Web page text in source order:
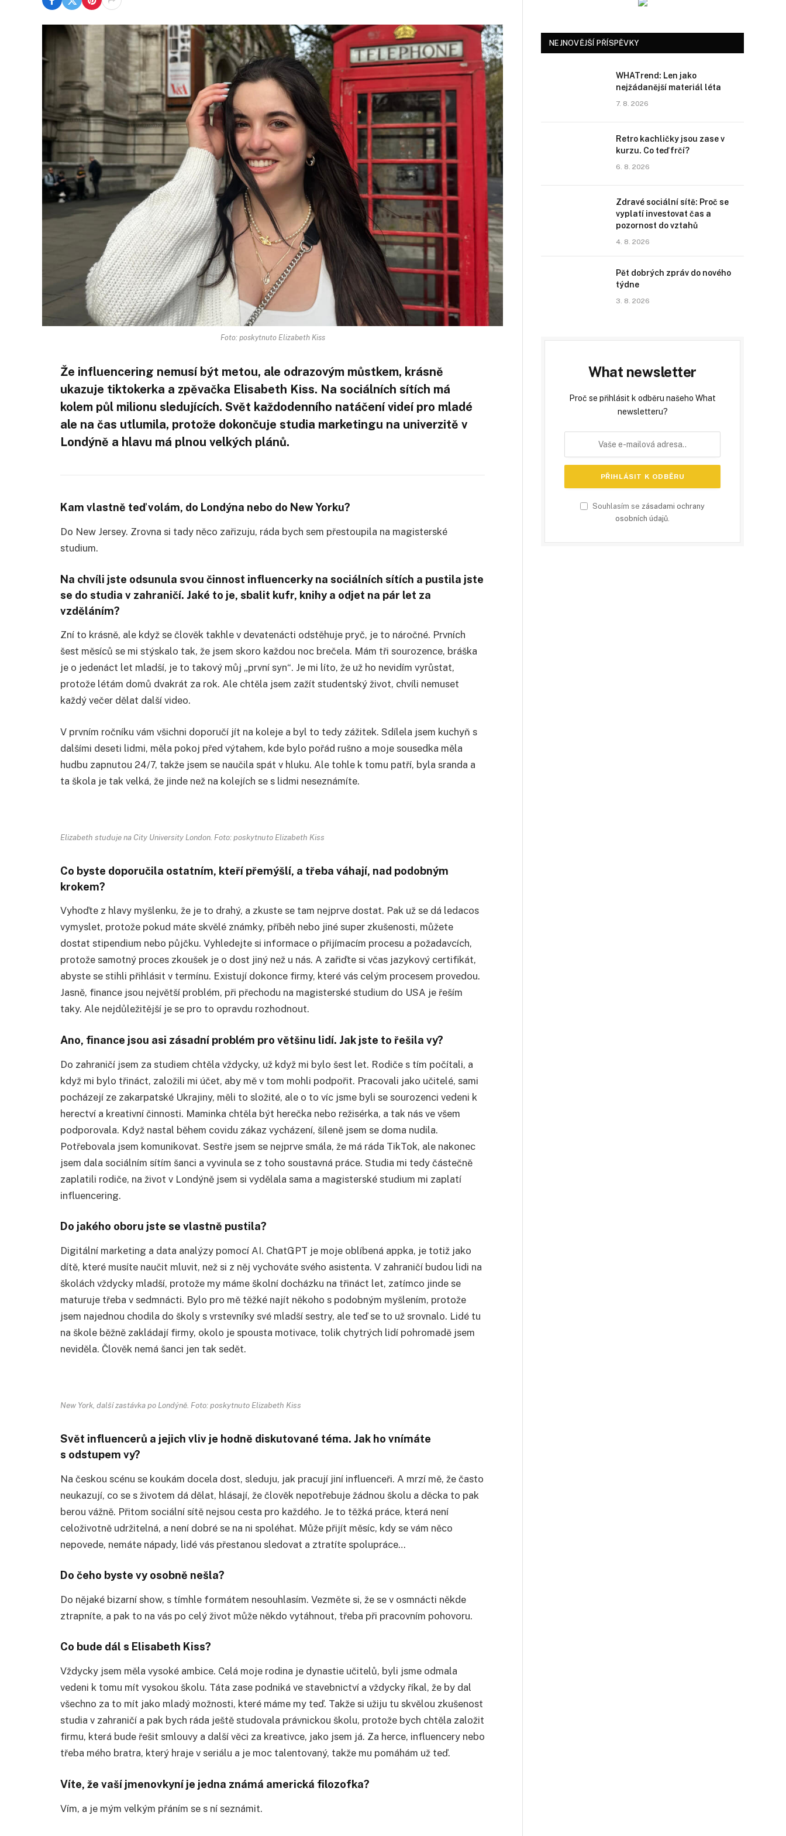
Foto: poskytnuto Elizabeth Kiss
Že influencering nemusí být metou, ale odrazovým můstkem, krásně
ukazuje tiktokerka a zpěvačka Elisabeth Kiss. Na sociálních sítích má
kolem půl milionu sledujících. Svět každodenního natáčení videí pro mladé
ale na čas utlumila, protože dokončuje studia marketingu na univerzitě v
Londýně a hlavu má plnou velkých plánů.
Kam vlastně teď volám, do Londýna nebo do New Yorku?
Do New Jersey. Zrovna si tady něco zařizuju, ráda bych sem přestoupila na magisterské
studium.
Na chvíli jste odsunula svou činnost influencerky na sociálních sítích a pustila jste
se do studia v zahraničí. Jaké to je, sbalit kufr, knihy a odjet na pár let za
vzděláním?
Zní to krásně, ale když se člověk takhle v devatenácti odstěhuje pryč, je to náročné. Prvních
šest měsíců se mi stýskalo tak, že jsem skoro každou noc brečela. Mám tři sourozence, bráška
je o jedenáct let mladší, je to takový můj „první syn“. Je mi líto, že už ho nevidím vyrůstat,
protože létám domů dvakrát za rok. Ale chtěla jsem zažít studentský život, chvíli nemuset
každý večer dělat další video.
V prvním ročníku vám všichni doporučí jít na koleje a byl to tedy zážitek. Sdílela jsem kuchyň s
dalšími deseti lidmi, měla pokoj před výtahem, kde bylo pořád rušno a moje sousedka měla
hudbu zapnutou 24/7, takže jsem se naučila spát v hluku. Ale tohle k tomu patří, byla sranda a
ta škola je tak velká, že jinde než na kolejích se s lidmi neseznámíte.
Elizabeth studuje na City University London. Foto: poskytnuto Elizabeth Kiss
Co byste doporučila ostatním, kteří přemýšlí, a třeba váhají, nad podobným
krokem?
Vyhoďte z hlavy myšlenku, že je to drahý, a zkuste se tam nejprve dostat. Pak už se dá ledacos
vymyslet, protože pokud máte skvělé známky, příběh nebo jiné super zkušenosti, můžete
dostat stipendium nebo půjčku. Vyhledejte si informace o přijímacím procesu a požadavcích,
protože samotný proces zkoušek je o dost jiný než u nás. A zařiďte si včas jazykový certifikát,
abyste se stihli přihlásit v termínu. Existují dokonce firmy, které vás celým procesem provedou.
Jasně, finance jsou největší problém, při přechodu na magisterské studium do USA je řeším
taky. Ale nejdůležitější je se pro to opravdu rozhodnout.
Ano, finance jsou asi zásadní problém pro většinu lidí. Jak jste to řešila vy?
Do zahraničí jsem za studiem chtěla vždycky, už když mi bylo šest let. Rodiče s tím počítali, a
když mi bylo třináct, založili mi účet, aby mě v tom mohli podpořit. Pracovali jako učitelé, sami
pocházejí ze zakarpatské Ukrajiny, měli to složité, ale o to víc jsme byli se sourozenci vedeni k
herectví a kreativní činnosti. Maminka chtěla být herečka nebo režisérka, a tak nás ve všem
podporovala. Když nastal během covidu zákaz vycházení, šíleně jsem se doma nudila.
Potřebovala jsem komunikovat. Sestře jsem se nejprve smála, že má ráda TikTok, ale nakonec
jsem dala sociálním sítím šanci a vyvinula se z toho soustavná práce. Studia mi tedy částečně
zaplatili rodiče, na život v Londýně jsem si vydělala sama a magisterské studium mi zaplatí
influencering.
Do jakého oboru jste se vlastně pustila?
Digitální marketing a data analýzy pomocí AI. ChatGPT je moje oblíbená appka, je totiž jako
dítě, které musíte naučit mluvit, než si z něj vychováte svého asistenta. V zahraničí budou lidi na
školách vždycky mladší, protože my máme školní docházku na třináct let, zatímco jinde se
maturuje třeba v sedmnácti. Bylo pro mě těžké najít někoho s podobným myšlením, protože
jsem najednou chodila do školy s vrstevníky své mladší sestry, ale teď se to už srovnalo. Lidé tu
na škole běžně zakládají firmy, okolo je spousta motivace, tolik chytrých lidí pohromadě jsem
neviděla. Člověk nemá šanci jen tak sedět.
New York, další zastávka po Londýně. Foto: poskytnuto Elizabeth Kiss
Svět influencerů a jejich vliv je hodně diskutované téma. Jak ho vnímáte
s odstupem vy?
Na českou scénu se koukám docela dost, sleduju, jak pracují jiní influenceři. A mrzí mě, že často
neukazují, co se s životem dá dělat, hlásají, že člověk nepotřebuje žádnou školu a děcka to pak
berou vážně. Přitom sociální sítě nejsou cesta pro každého. Je to těžká práce, která není
celoživotně udržitelná, a není dobré se na ni spoléhat. Může přijít měsíc, kdy se vám něco
nepovede, nemáte nápady, lidé vás přestanou sledovat a ztratíte spolupráce…
Do čeho byste vy osobně nešla?
Do nějaké bizarní show, s tímhle formátem nesouhlasím. Vezměte si, že se v osmnácti někde
ztrapníte, a pak to na vás po celý život může někdo vytáhnout, třeba při pracovním pohovoru.
Co bude dál s Elisabeth Kiss?
Vždycky jsem měla vysoké ambice. Celá moje rodina je dynastie učitelů, byli jsme odmala
vedeni k tomu mít vysokou školu. Táta zase podniká ve stavebnictví a vždycky říkal, že by dal
všechno za to mít jako mladý možnosti, které máme my teď. Takže si užiju tu skvělou zkušenost
studia v zahraničí a pak bych ráda ještě studovala právnickou školu, protože bych chtěla založit
firmu, která bude řešit smlouvy a další věci za kreativce, jako jsem já. Za herce, influencery nebo
třeba mého bratra, který hraje v seriálu a je moc talentovaný, takže mu pomáhám už teď.
Víte, že vaší jmenovkyní je jedna známá americká filozofka?
Vím, a je mým velkým přáním se s ní seznámit.
NEJNOVĚJŠÍ PŘÍSPĚVKY
WHATrend: Len jako
nejžádanější materiál léta
7. 8. 2026
Retro kachličky jsou zase v
kurzu. Co teď frčí?
6. 8. 2026
Zdravé sociální sítě: Proč se
vyplatí investovat čas a
pozornost do vztahů
4. 8. 2026
Pět dobrých zpráv do nového
týdne
3. 8. 2026
What newsletter
Proč se přihlásit k odběru našeho What
newsletteru?
Souhlasím se zásadami ochrany
osobních údajů.